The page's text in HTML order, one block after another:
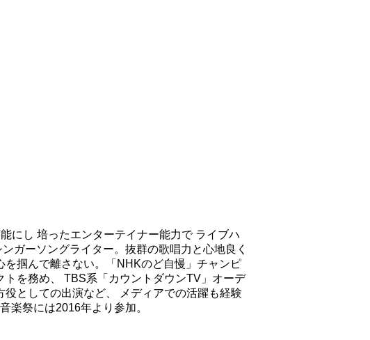
にし 培ったエンターテイナー能力で ライブハ
ガーソングライター。抜群の歌唱力と心地良く
掴んで離さない。「NHKのど自慢」チャンピ
を務め、 TBS系「カウントダウンTV」オーデ
としての出演など、 メディアでの活躍も経験
楽祭には2016年より参加。